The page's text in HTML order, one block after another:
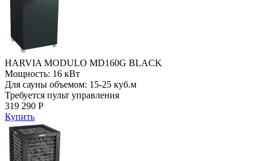
HARVIA MODULO MD160G BLACK
Мощность: 16 кВт
Для сауны объемом: 15-25 куб.м
Требуется пульт управления
319 290 Р
Купить